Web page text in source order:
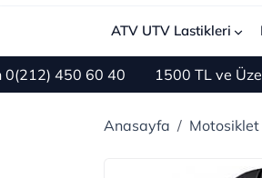
ATV UTV Lastikleri
450 60 40 1500 TL ve Üzeri
Anasayfa